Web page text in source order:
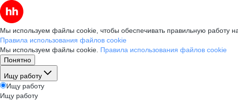
Мы используем файлы cookie, чтобы обеспечивать правильную работу
Правила использования файлов cookie
Мы используем файлы cookie. Правила использования файлов cookie
Понятно
Ищу работу
Ищу работу
Ищу работу